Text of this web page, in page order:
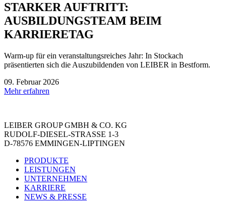
STARKER AUFTRITT:
AUSBILDUNGSTEAM BEIM
KARRIERETAG
Warm-up für ein veranstaltungsreiches Jahr: In Stockach
präsentierten sich die Auszubildenden von LEIBER in Bestform.
09. Februar 2026
Mehr erfahren
LEIBER GROUP GMBH & CO. KG
RUDOLF-DIESEL-STRASSE 1-3
D-78576 EMMINGEN-LIPTINGEN
PRODUKTE
LEISTUNGEN
UNTERNEHMEN
KARRIERE
NEWS & PRESSE